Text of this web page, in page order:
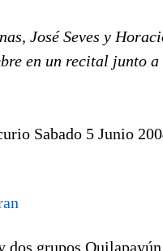
José Seves y
en un recital junto
Sabado 5 Junio
dos grupos